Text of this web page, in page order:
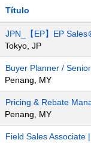
Título
JPN_【EP】EP Sales
Tokyo, JP
Buyer Planner / Senior
Penang, MY
Pricing & Rebate
Penang, MY
Field Sales Associate